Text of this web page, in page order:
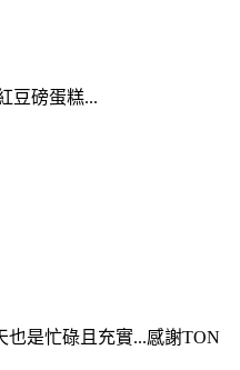
豆磅蛋糕...
也是忙碌且充實...感謝TON